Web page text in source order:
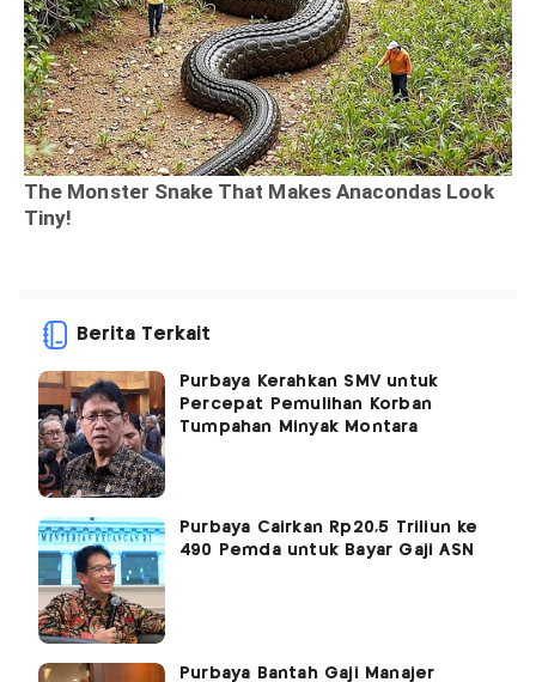
Berita Terkait
Purbaya Kerahkan SMV untuk
Percepat Pemulihan Korban
Tumpahan Minyak Montara
Purbaya Cairkan Rp20,5 Triliun ke
490 Pemda untuk Bayar Gaji ASN
Purbaya Bantah Gaji Manajer